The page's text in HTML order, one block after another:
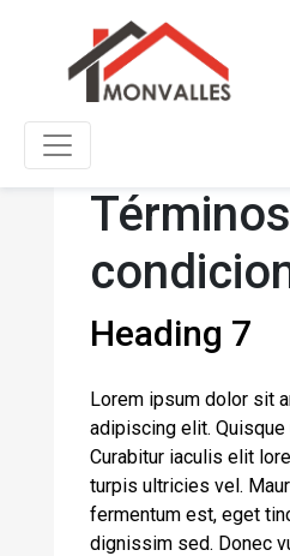
Heading 7
Lorem ipsum dolor sit
adipiscing elit. Quisque
Curabitur iaculis elit
turpis ultricies vel.
fermentum est, eget
dignissim sed. Donec